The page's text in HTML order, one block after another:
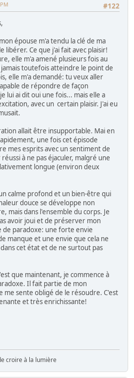
#122
épouse m'a tendu la clé de ma
libérer. Ce que j'ai fait avec plaisir!
elle m'a amené plusieurs fois au
toutefois atteindre le point de
elle m'a demandé: tu veux aller
de répondre de façon
lui ai dit oui une fois... mais elle a
avec un certain plaisir. J'ai eu
allait être insupportable. Mai en
une fois cet épisode
mes esprits avec un sentiment de
à ne pas éjaculer, malgré une
longue (environ deux
calme profond et un bien-être qui
douce se développe non
mais dans l'ensemble du corps. Je
avoir joui et de préserver mon
de paradoxe: une forte envie
manque et une envie que cela ne
cet état et de ne surtout pas
que maintenant, je commence à
Il fait partie de mon
me sente obligé de le résoudre. C'est
et très enrichissante!
croire à la lumière